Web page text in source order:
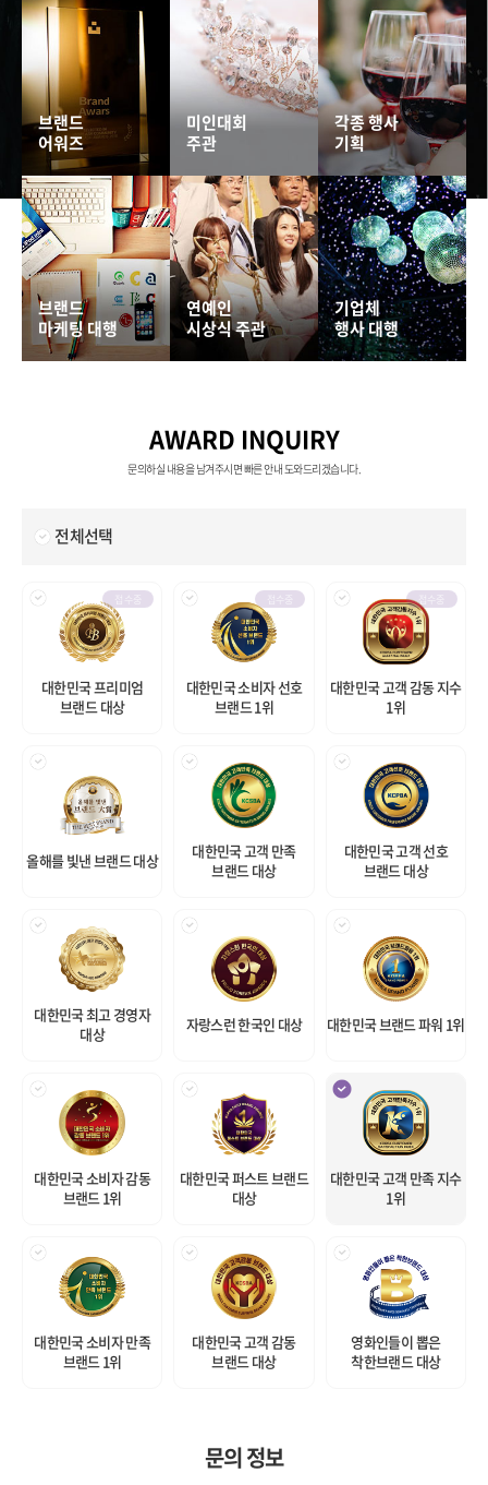
브랜드
어워즈
미인대회
주관
각종 행사
기획
브랜드
마케팅 대행
연예인
시상식 주관
기업체
행사 대행
AWARD INQUIRY
문의하실 내용을 남겨주시면 빠른 안내 도와드리겠습니다.
전체선택
대한민국 프리미엄
브랜드 대상
대한민국 소비자 선호
브랜드 1위
대한민국 고객 감동 지수
1위
접수중
올해를 빛낸 브랜드 대상
대한민국 고객 만족
브랜드 대상
대한민국 고객 선호
브랜드 대상
대한민국 최고 경영자
대상
자랑스런 한국인 대상 대한민국 브랜드 파워 1위
대한민국 소비자 감동
브랜드 1위
대한민국 퍼스트 브랜드
대상
대한민국 고객 만족 지수
1위
대한민국 소비자 만족
브랜드 1위
대한민국 고객 감동
브랜드 대상
영화인들이 뽑은
착한브랜드 대상
문의 정보